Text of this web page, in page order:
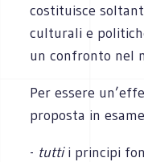
costituisce
culturali e
un confronto nel
Per essere
proposta in
- tuttii principi